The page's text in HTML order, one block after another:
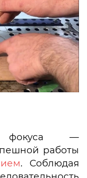
фокуса —
работы
. Соблюдая